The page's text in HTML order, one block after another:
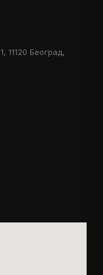
11120 Београд,